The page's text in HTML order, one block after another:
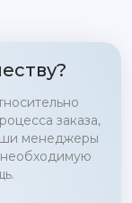
заказа,
менеджеры
необходимую